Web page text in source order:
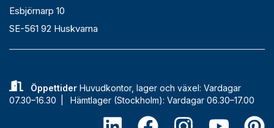
Esbjörnarp 10
SE-561 92 Huskvarna
ÖppettiderHuvudkontor, lager och växel: Vardagar
07.30–16.30 |
Hämtlager (Stockholm): Vardagar 06.30–17.00